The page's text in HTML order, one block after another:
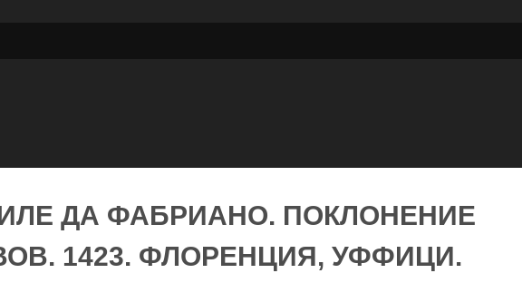
ДА ФАБРИАНО. ПОКЛОНЕНИЕ
1423. ФЛОРЕНЦИЯ, УФФИЦИ.